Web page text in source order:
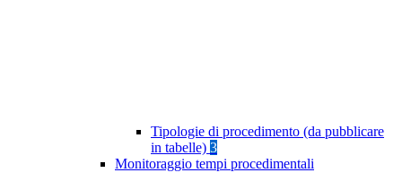
Tipologie di procedimento (da pubblicare
in tabelle) 3
Monitoraggio tempi procedimentali